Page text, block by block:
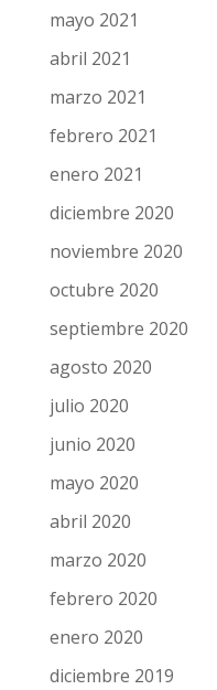
mayo 2021
abril 2021
marzo 2021
febrero 2021
enero 2021
diciembre 2020
noviembre 2020
octubre 2020
septiembre 2020
agosto 2020
julio 2020
junio 2020
mayo 2020
abril 2020
marzo 2020
febrero 2020
enero 2020
diciembre 2019